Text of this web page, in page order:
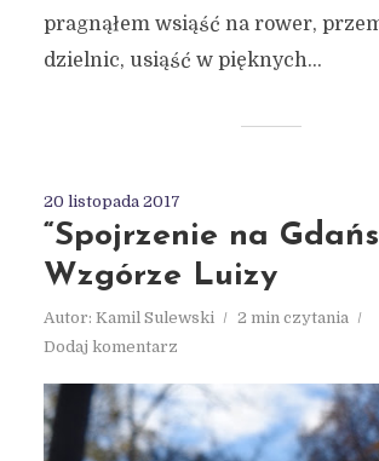
pragnąłem wsiąść na rower,
dzielnic, usiąść w pięknych...
20 listopada 2017
“Spojrzenie na
Wzgórze Luizy
Autor: Kamil Sulewski
2 min czytania
Dodaj komentarz